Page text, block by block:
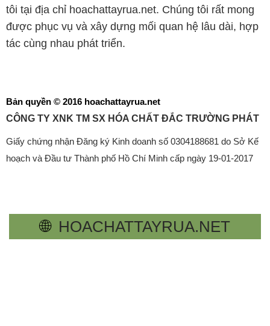
tôi tại địa chỉ hoachattayrua.net. Chúng tôi rất mong
được phục vụ và xây dựng mối quan hệ lâu dài, hợp
tác cùng nhau phát triển.
Bản quyền © 2016 hoachattayrua.net
CÔNG TY XNK TM SX HÓA CHẤT ĐẮC TRƯỜNG PHÁT
Giấy chứng nhận Đăng ký Kinh doanh số 0304188681 do Sở Kế
hoạch và Đầu tư Thành phố Hồ Chí Minh cấp ngày 19-01-2017
🌐 HOACHATTAYRUA.NET